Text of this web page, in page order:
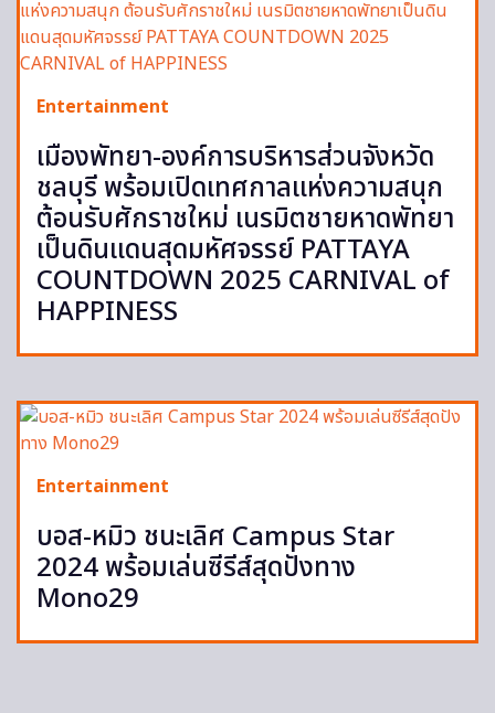
Entertainment
เมืองพัทยา-องค์การบริหารส่วนจังหวัด
ชลบุรี พร้อมเปิดเทศกาลแห่งความสนุก
ต้อนรับศักราชใหม่ เนรมิตชายหาดพัทยา
เป็นดินแดนสุดมหัศจรรย์ PATTAYA
COUNTDOWN 2025 CARNIVAL of
HAPPINESS
Entertainment
บอส-หมิว ชนะเลิศ Campus Star
2024 พร้อมเล่นซีรีส์สุดปังทาง
Mono29